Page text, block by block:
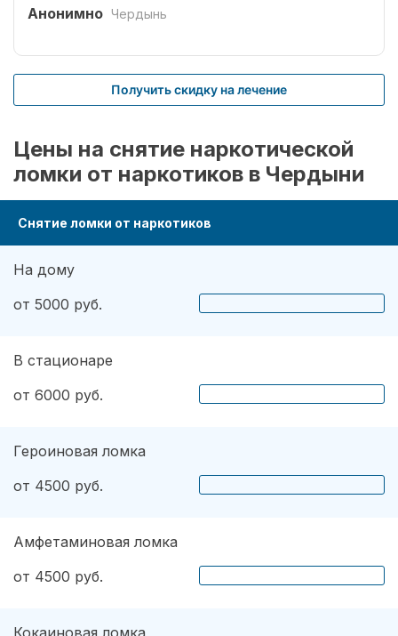
что надо там пролечиться основательно.
Анонимно Чердынь
Получить скидку на лечение
Цены на снятие наркотической
ломки от наркотиков в Чердыни
Снятие ломки от наркотиков
На дому
от 5000 руб.
В стационаре
от 6000 руб.
Героиновая ломка
от 4500 руб.
Амфетаминовая ломка
от 4500 руб.
Кокаиновая ломка